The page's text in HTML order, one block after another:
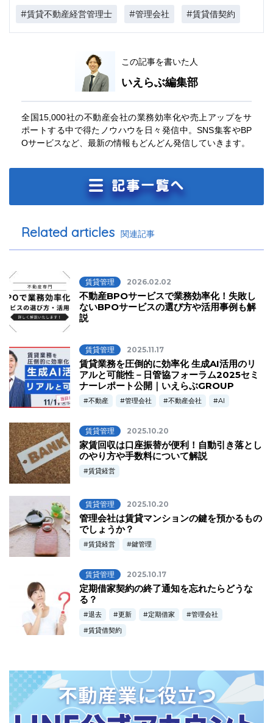
#賃貸不動産経営管理士 #管理会社 #賃貸借契約
この記事を書いた人
いえらぶ編集部
全国15,000社の不動産会社の業務効率化や売上アップをサ
ポートする中で得たノウハウを日々発信中。SNS集客やBP
Oサービスなど、最新の情報もどんどん発信していきます。
Related articles 関連記事
賃貸管理 2026.02.02
不動産BPOサービスで業務効率化！失敗し
ないBPOサービスの選び方や活用事例も解
説
賃貸管理 2025.11.17
賃貸業務を圧倒的に効率化 生成AI活用のリ
アルと可能性－日管協フォーラム2025セミ
ナーレポート公開｜いえらぶGROUP
不動産 管理会社 不動産会社 AI
賃貸管理 2025.10.20
家賃回収は口座振替が便利！自動引き落とし
のやり方や手数料について解説
賃貸経営
賃貸管理 2025.10.20
管理会社は賃貸マンションの鍵を預かるもの
でしょうか？
賃貸経営 鍵管理
賃貸管理 2025.10.17
定期借家契約の終了通知を忘れたらどうな
る？
退去 更新 定期借家
管理会社
賃貸借契約